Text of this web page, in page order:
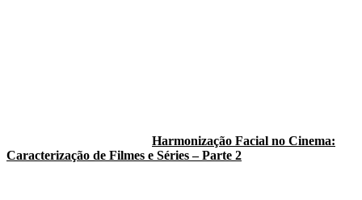
Harmonização Facial no Cinema:
Caracterização de Filmes e Séries – Parte 2